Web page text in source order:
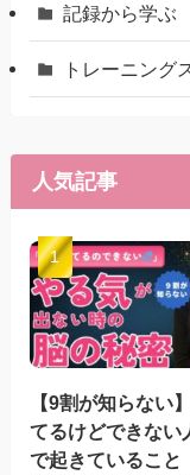
記録から学ぶ
トレーニング
人気記事
【9割が知らない
てるけどできない
で起きていること